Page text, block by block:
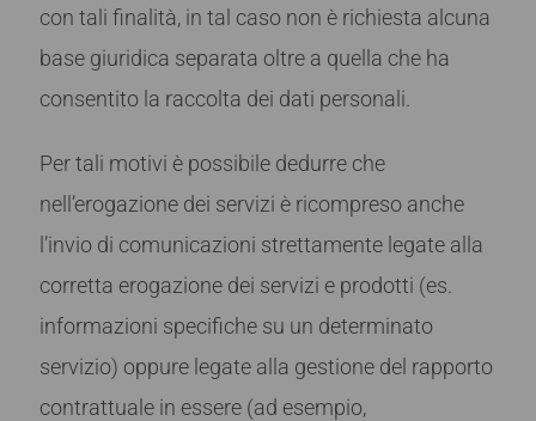
con tali finalità, in tal caso non è richiesta alcuna
base giuridica separata oltre a quella che ha
consentito la raccolta dei dati personali.
Per tali motivi è possibile dedurre che
nell’erogazione dei servizi è ricompreso anche
l’invio di comunicazioni strettamente legate alla
corretta erogazione dei servizi e prodotti (es.
informazioni specifiche su un determinato
servizio) oppure legate alla gestione del rapporto
contrattuale in essere (ad esempio,